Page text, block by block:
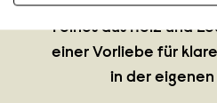
Feines aus Holz und
einer Vorliebe für
in der